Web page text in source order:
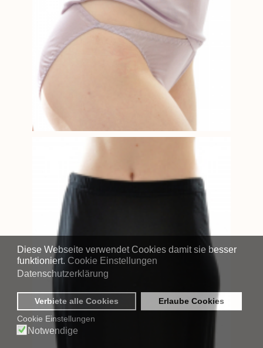
Diese Webseite verwendet Cookies damit sie besser
funktioniert. Cookie Einstellungen
Datenschutzerklärung
Verbiete alle Cookies
Erlaube Cookies
Cookie Einstellungen
Notwendige